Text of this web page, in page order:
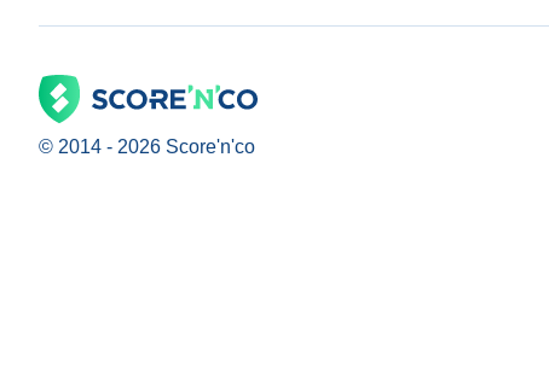
© 2014 - 2026 Score'n'co